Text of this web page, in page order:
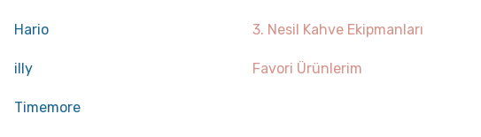
Hario
illy
Timemore
3. Nesil Kahve Ekipmanları
Favori Ürünlerim